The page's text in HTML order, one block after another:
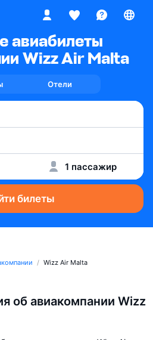
авиабилеты
Wizz Air Malta
Отели
1 пассажир
билеты
Wizz Air Malta
об авиакомпании Wizz